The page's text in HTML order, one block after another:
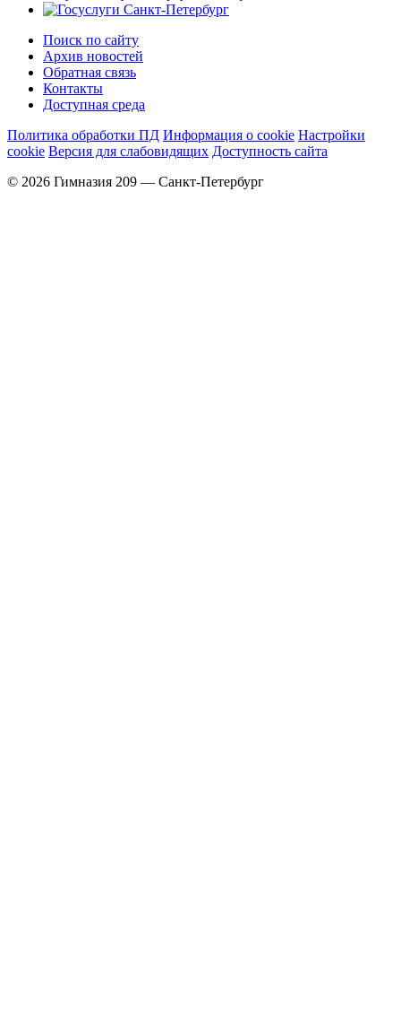
Поиск по сайту
Архив новостей
Обратная связь
Контакты
Доступная среда
Политика обработки ПД Информация о cookie Настройки
cookie Версия для слабовидящих Доступность сайта
© 2026 Гимназия 209 — Санкт-Петербург